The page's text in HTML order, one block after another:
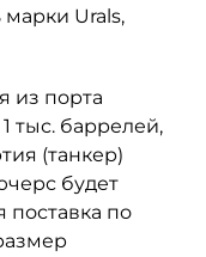
Urals,
из порта
тыс. баррелей,
(танкер)
будет
поставка по